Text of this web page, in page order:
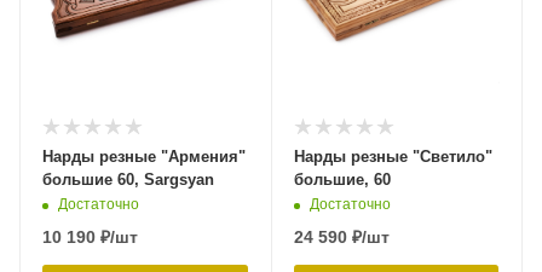
Нарды резные "Армения"
большие 60, Sargsyan
Достаточно
10 190 ₽/шт
Нарды резные "Светило"
большие, 60
Достаточно
24 590₽/шт